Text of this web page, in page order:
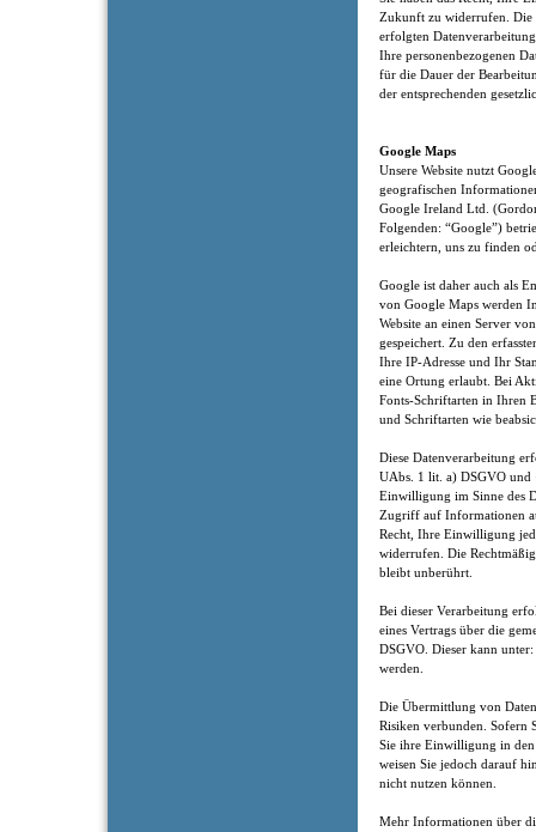
Zukunft zu widerrufen. Die
erfolgten
Ihre personenbezogenen
für die Dauer der
der entsprechenden
Google Maps
Unsere Website nutzt
geografischen
Google Ireland Ltd.
Folgenden: “Google”)
erleichtern, uns zu finden
Google ist daher auch als
von Google Maps werden
Website an einen Server
gespeichert. Zu den
Ihre IP-Adresse und Ihr
eine Ortung erlaubt. Bei
Fonts-Schriftarten in Ihren
und Schriftarten wie
Diese Datenverarbeitung
UAbs. 1 lit. a) DSGVO und
Einwilligung im Sinne des
Zugriff auf Informationen
Recht, Ihre Einwilligung
widerrufen. Die
bleibt unberührt.
Bei dieser Verarbeitung
eines Vertrags über die
DSGVO. Dieser kann unter:
werden.
Die Übermittlung von
Risiken verbunden. Sofern
Sie ihre Einwilligung in
weisen Sie jedoch darauf
nicht nutzen können.
Mehr Informationen über